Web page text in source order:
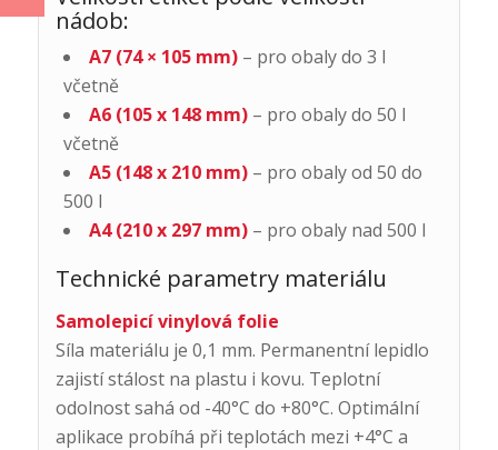
nádob:
A7 (74 × 105 mm)– pro obaly do 3 l
včetně
A6 (105 x 148 mm)– pro obaly do 50 l
včetně
A5 (148 x 210 mm)– pro obaly od 50 do
500 l
A4 (210 x 297 mm)– pro obaly nad 500 l
Technické parametry materiálu
Samolepicí vinylová folie
Síla materiálu je 0,1 mm. Permanentní lepidlo
zajistí stálost na plastu i kovu. Teplotní
odolnost sahá od -40°C do +80°C. Optimální
aplikace probíhá při teplotách mezi +4°C a